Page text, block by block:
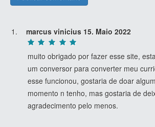
marcus vinicius 15. Maio 2022
muito obrigado por fazer esse site,
um conversor para converter meu
esse funcionou, gostaria de doar
momento n tenho, mas gostaria de
agradecimento pelo menos.